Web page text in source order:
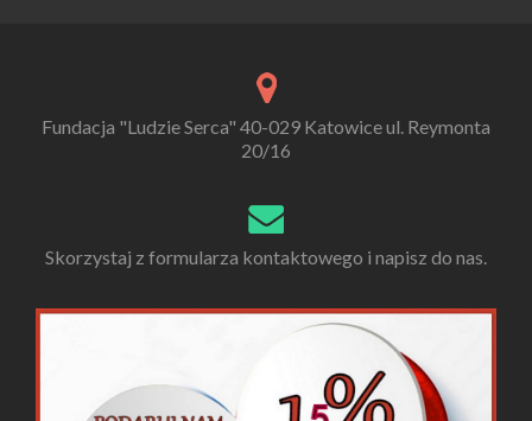
Fundacja "Ludzie Serca" 40-029 Katowice ul. Reymonta
20/16
Skorzystaj z formularza kontaktowego i napisz do nas.